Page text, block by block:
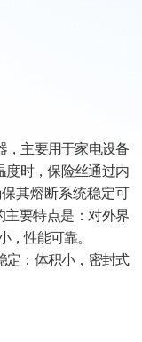
，主要用于家电设备
度时，保险丝通过内
其熔断系统稳定可
要特点是：对外界
，性能可靠。
定；体积小，密封式